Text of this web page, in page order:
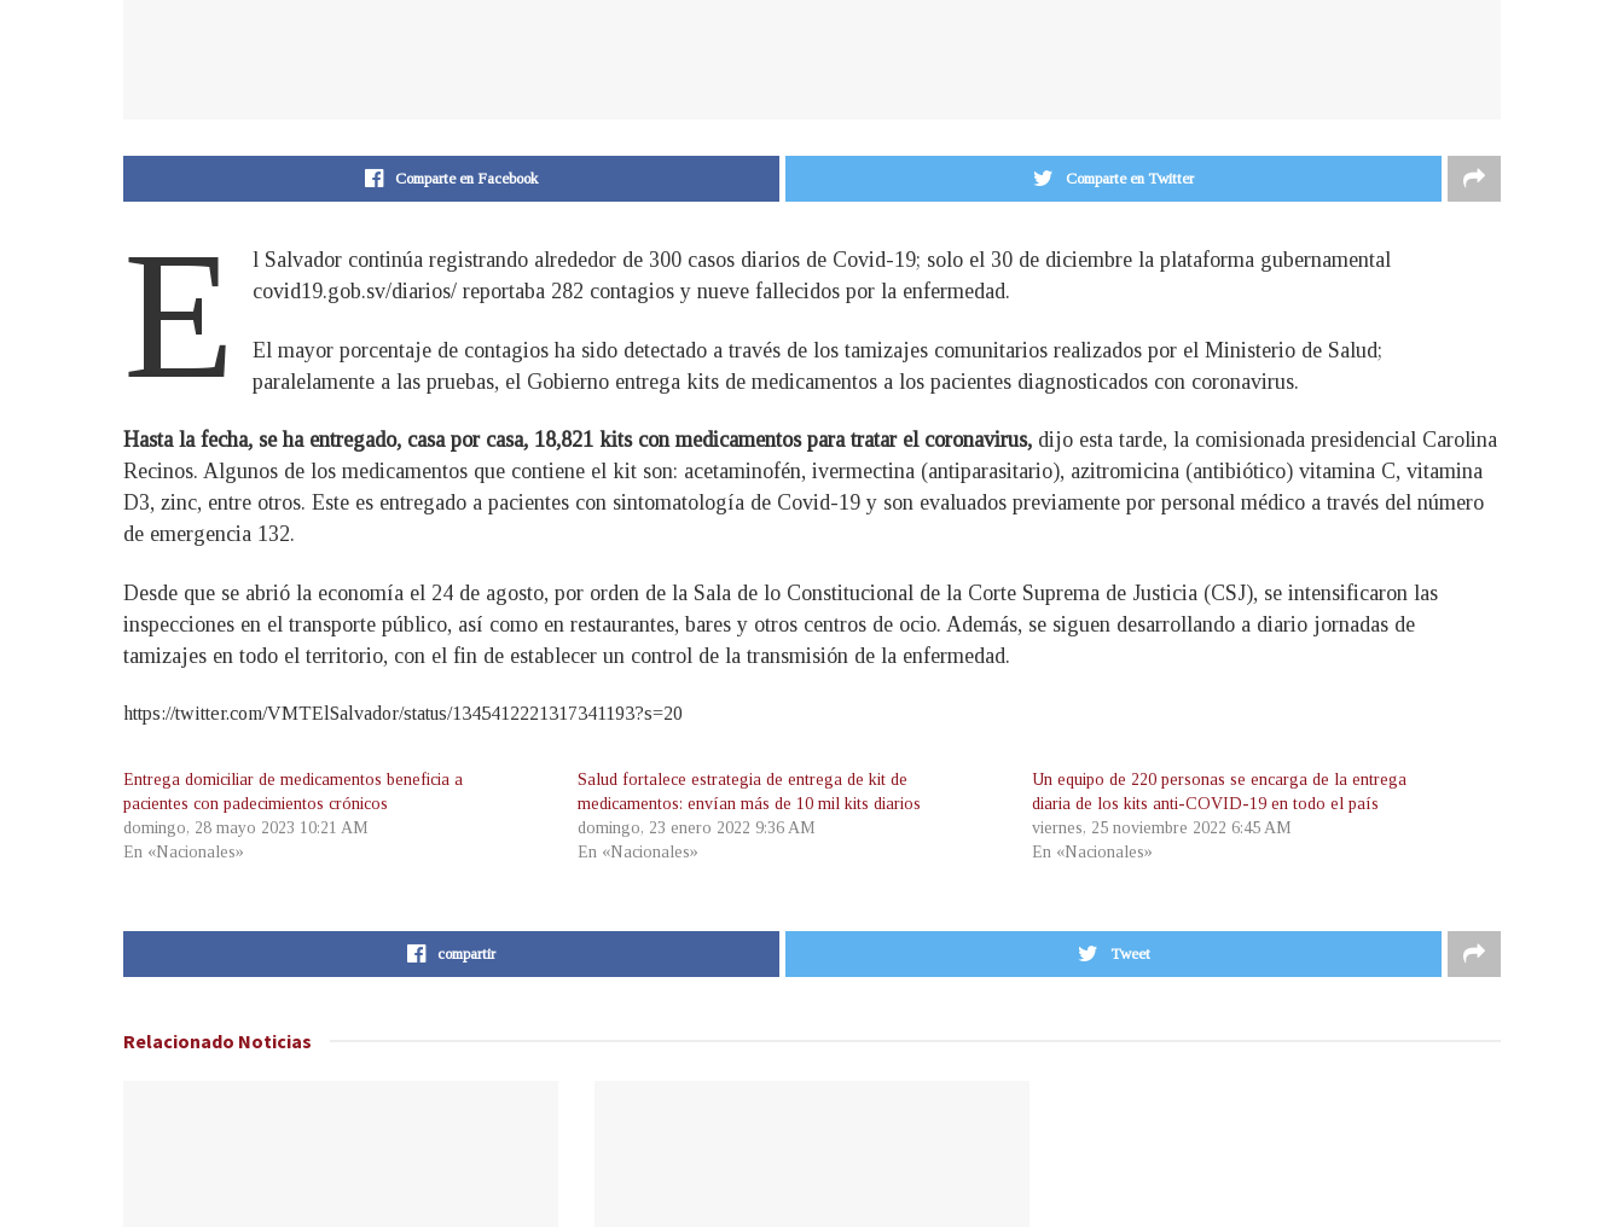
Comparte en Facebook Comparte en Twitter
E
l Salvador continúa registrando alrededor de 300 casos diarios de Covid-19; solo el 30 de diciembre la plataforma gubernamental
covid19.gob.sv/diarios/ reportaba 282 contagios y nueve fallecidos por la enfermedad.
El mayor porcentaje de contagios ha sido detectado a través de los tamizajes comunitarios realizados por el Ministerio de Salud;
paralelamente a las pruebas, el Gobierno entrega kits de medicamentos a los pacientes diagnosticados con coronavirus.
Hasta la fecha, se ha entregado, casa por casa, 18,821 kits con medicamentos para tratar el coronavirus, dijo esta tarde, la comisionada presidencial Carolina
Recinos. Algunos de los medicamentos que contiene el kit son: acetaminofén, ivermectina (antiparasitario), azitromicina (antibiótico) vitamina C, vitamina
D3, zinc, entre otros. Este es entregado a pacientes con sintomatología de Covid-19 y son evaluados previamente por personal médico a través del número
de emergencia 132.
Desde que se abrió la economía el 24 de agosto, por orden de la Sala de lo Constitucional de la Corte Suprema de Justicia (CSJ), se intensificaron las
inspecciones en el transporte público, así como en restaurantes, bares y otros centros de ocio. Además, se siguen desarrollando a diario jornadas de
tamizajes en todo el territorio, con el fin de establecer un control de la transmisión de la enfermedad.
https://twitter.com/VMTElSalvador/status/1345412221317341193?s=20
Entrega domiciliar de medicamentos beneficia a
pacientes con padecimientos crónicos
domingo, 28 mayo 2023 10:21 AM
En «Nacionales»
Salud fortalece estrategia de entrega de kit de
medicamentos: envían más de 10 mil kits diarios
domingo, 23 enero 2022 9:36 AM
En «Nacionales»
Un equipo de 220 personas se encarga de la entrega
diaria de los kits anti-COVID-19 en todo el país
viernes, 25 noviembre 2022 6:45 AM
En «Nacionales»
compartir Tweet
Relacionado Noticias